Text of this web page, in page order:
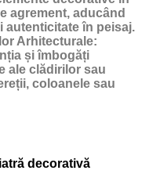
agrement, aducând
autenticitate în peisaj.
Arhitecturale:
și îmbogăți
ale clădirilor sau
coloanele sau
decorativă